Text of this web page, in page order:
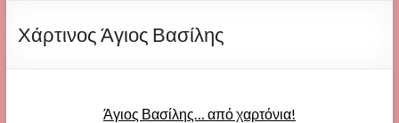
Χάρτινος Άγιος Βασίλης
Άγιος Βασίλης… από χαρτόνια!